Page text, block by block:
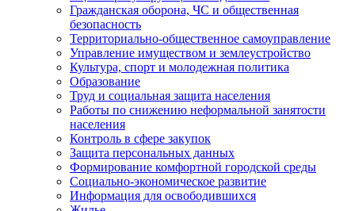
Гражданская оборона, ЧС и общественная
безопасность
Территориально-общественное самоуправление
Управление имуществом и землеустройство
Культура, спорт и молодежная политика
Образование
Труд и социальная защита населения
Работы по снижению неформальной занятости
населения
Контроль в сфере закупок
Защита персональных данных
Формирование комфортной городской среды
Социально-экономическое развитие
Информация для освободившихся